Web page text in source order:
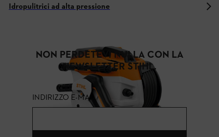
Idropulitrici ad alta pressione
NON PERDETEVI NULLA CON LA
NEWSLETTER STIHL.
INDIRIZZO E-MAIL